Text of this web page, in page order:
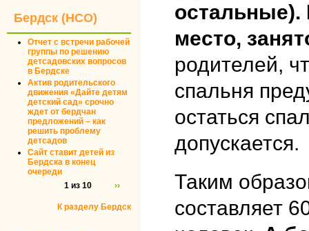
Бердск (НСО)
Отчет с встречи рабочей
группы по решению
детсадовских вопросов
в Бердске
Актив родительского
движения «Дайте детям
детский сад» срочно
ждет от бердчан
предложений – как
решить проблему
детсадов
Сайт ставит детей из
Бердска в конец
очереди
1 из 10
››
К разделу Бердск
остальные).
место,
родителей,
спальня
остаться
допускается.
Таким
составляет